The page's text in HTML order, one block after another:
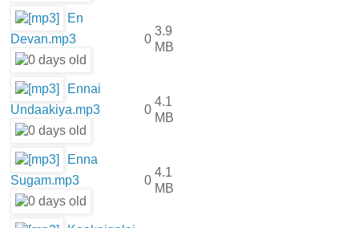
En
Devan.mp3
0
3.9
MB
Ennai
Undaakiya.mp3
0
4.1
MB
Enna
Sugam.mp3
0
4.1
MB